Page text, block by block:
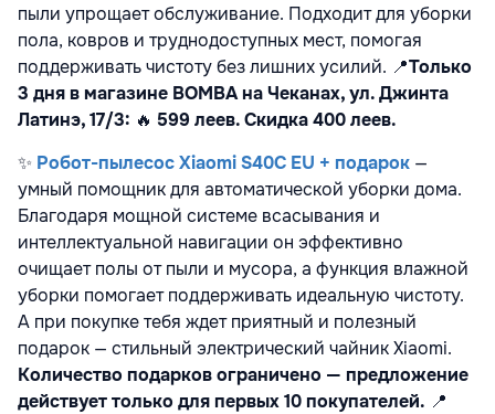
пыли упрощает обслуживание. Подходит для уборки
пола, ковров и труднодоступных мест, помогая
поддерживать чистоту без лишних усилий. 📍Только
3 дня в магазине BOMBA на Чеканах, ул. Джинта
Латинэ, 17/3: 🔥 599 леев. Скидка 400 леев.
✨ Робот-пылесос Xiaomi S40C EU + подарок —
умный помощник для автоматической уборки дома.
Благодаря мощной системе всасывания и
интеллектуальной навигации он эффективно
очищает полы от пыли и мусора, а функция влажной
уборки помогает поддерживать идеальную чистоту.
А при покупке тебя ждет приятный и полезный
подарок — стильный электрический чайник Xiaomi.
Количество подарков ограничено — предложение
действует только для первых 10 покупателей. 📍